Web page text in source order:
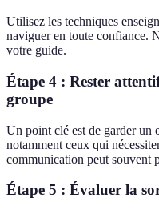
Utilisez les techniques
naviguer en toute confiance.
votre guide.
Étape 4 : Rester
groupe
Un point clé est de garder un
notamment ceux qui
communication peut souvent
Étape 5 : Évaluer la